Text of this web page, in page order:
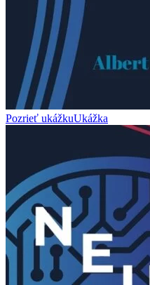
Pozrieť ukážkuUkážka